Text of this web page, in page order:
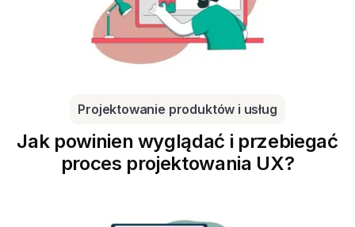
Projektowanie produktów i usług
Jak powinien wyglądać i przebiegać
proces projektowania UX?